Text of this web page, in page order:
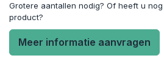
Grotere aantallen nodig? Of heeft u
product?
Meer informatie aanvragen